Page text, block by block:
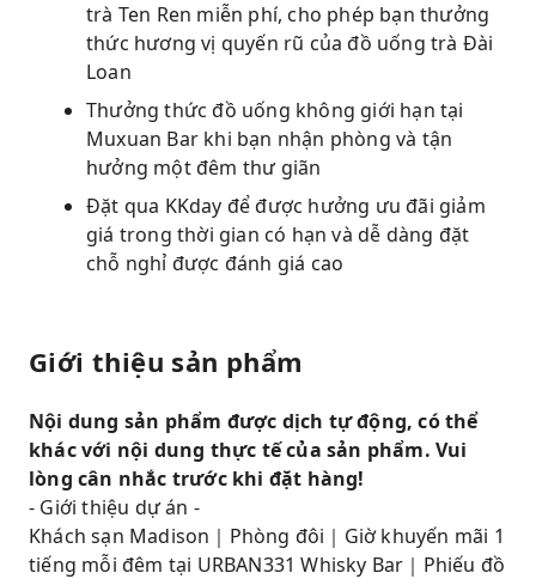
trà Ten Ren miễn phí, cho phép bạn thưởng
thức hương vị quyến rũ của đồ uống trà Đài
Loan
Thưởng thức đồ uống không giới hạn tại
Muxuan Bar khi bạn nhận phòng và tận
hưởng một đêm thư giãn
Đặt qua KKday để được hưởng ưu đãi giảm
giá trong thời gian có hạn và dễ dàng đặt
chỗ nghỉ được đánh giá cao
Giới thiệu sản phẩm
Nội dung sản phẩm được dịch tự động, có thể
khác với nội dung thực tế của sản phẩm. Vui
lòng cân nhắc trước khi đặt hàng!
- Giới thiệu dự án -
Khách sạn Madison｜Phòng đôi｜Giờ khuyến mãi 1
tiếng mỗi đêm tại URBAN331 Whisky Bar｜Phiếu đồ